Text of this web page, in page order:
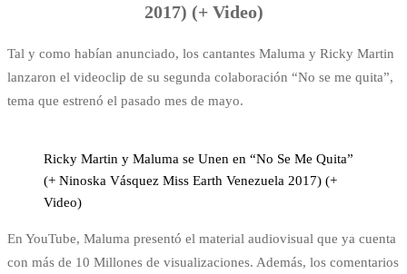
2017) (+ Video)
Tal y como habían anunciado, los cantantes Maluma y Ricky Martin
lanzaron el videoclip de su segunda colaboración “No se me quita”,
tema que estrenó el pasado mes de mayo.
Ricky Martin y Maluma se Unen en “No Se Me Quita”
(+ Ninoska Vásquez Miss Earth Venezuela 2017) (+
Video)
En YouTube, Maluma presentó el material audiovisual que ya cuenta
con más de 10 Millones de visualizaciones. Además, los comentarios